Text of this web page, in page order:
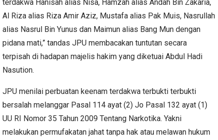
terdakwa Hanisah alias Nisa, Hamzah alias Andah Bin Zakaria,
Al Riza alias Riza Amir Aziz, Mustafa alias Pak Muis, Nasrullah
alias Nasrul Bin Yunus dan Maimun alias Bang Mun dengan
pidana mati,” tandas JPU membacakan tuntutan secara
terpisah di hadapan majelis hakim yang diketuai Abdul Hadi
Nasution.
JPU menilai perbuatan keenam terdakwa terbukti terbukti
bersalah melanggar Pasal 114 ayat (2) Jo Pasal 132 ayat (1)
UU RI Nomor 35 Tahun 2009 Tentang Narkotika. Yakni
melakukan permufakatan jahat tanpa hak atau melawan hukum